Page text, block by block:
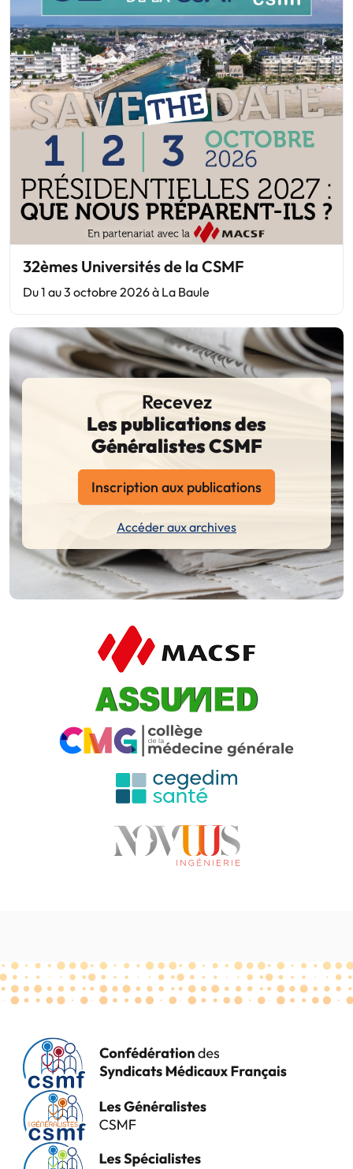
32èmes Universités de la CSMF
Du 1 au 3 octobre 2026 à La Baule
Recevez
Les publications des
Généralistes CSMF
Inscription aux publications
Accéder aux archives